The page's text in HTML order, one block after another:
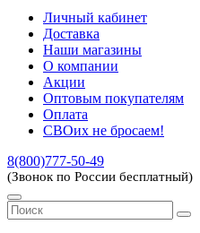
Личный кабинет
Доставка
Наши магазины
О компании
Акции
Оптовым покупателям
Оплата
СВОих не бросаем!
8(800)777-50-49
(Звонок по России бесплатный)